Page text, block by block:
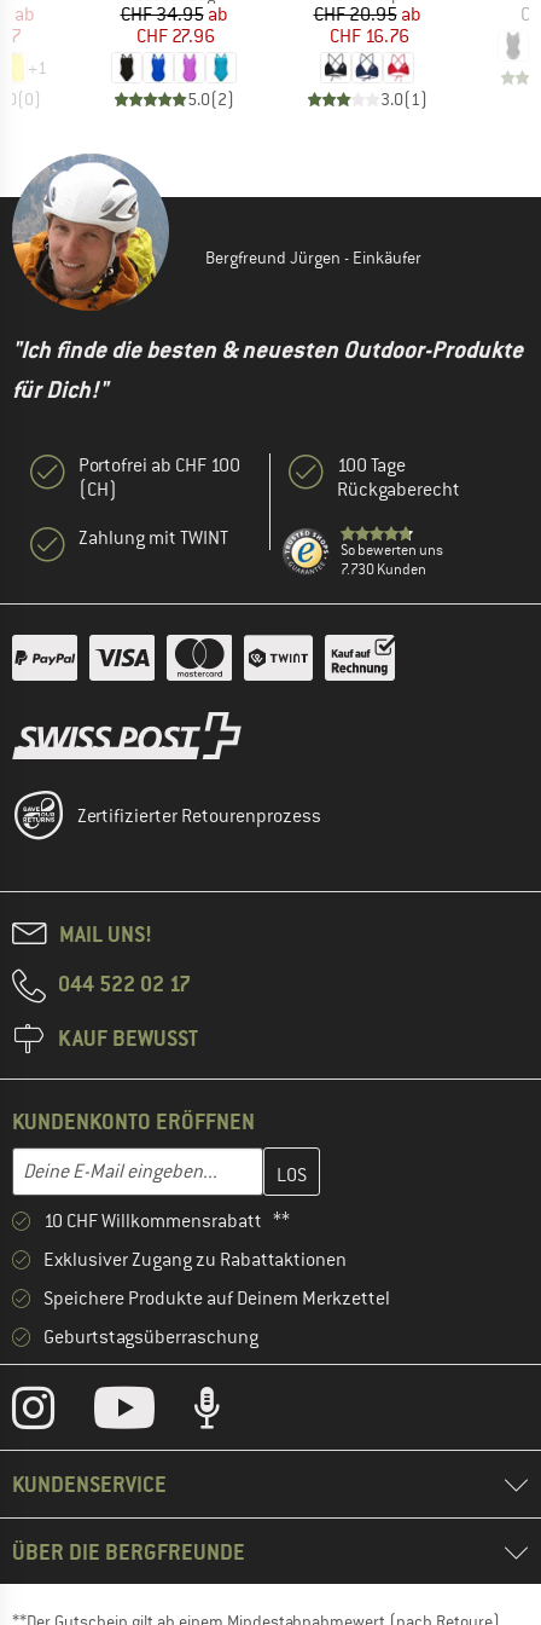
Preis
ab
+1
(0)
Preis
CHF 34.95reduzierter Preis
ab
CHF 27.96
5.0(2)
Preis
CHF 20.95reduzierter Preis
ab
CHF 16.76
3.0(1)
Bergfreund Jürgen - Einkäufer
"Ich finde die besten & neuesten Outdoor-Produkte
für Dich!"
Portofrei ab CHF 100
(CH)
Zahlung mit TWINT
100 Tage
Rückgaberecht
So bewerten uns
7.730 Kunden
Zertifizierter Retourenprozess
MAIL UNS!
044 522 02 17
KAUF BEWUSST
KUNDENKONTO ERÖFFNEN
E-Mail-Adresse
Gib hier deine E-Mail-Adresse ein und erstelle im nächsten
10 CHF Willkommensrabatt **
Exklusiver Zugang zu Rabattaktionen
Speichere Produkte auf Deinem Merkzettel
Geburtstagsüberraschung
KUNDENSERVICE
ÜBER DIE BERGFREUNDE